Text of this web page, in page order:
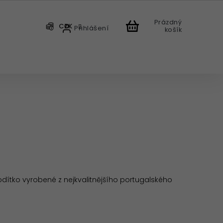
CZK Přihlášení
Prázdný
košík
vyrobené z nejkvalitnějšího portugalského